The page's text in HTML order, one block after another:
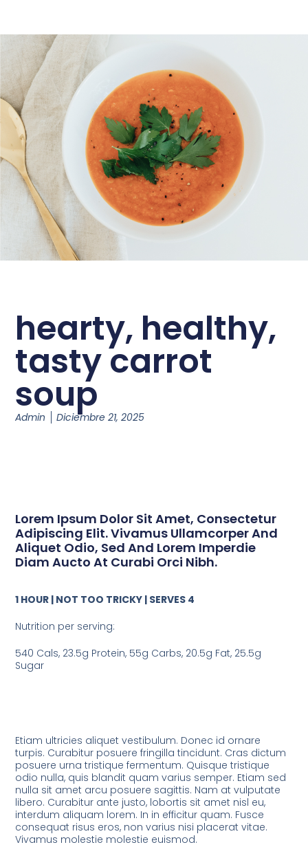
hearty, healthy,
tasty carrot
soup
Admin Diciembre 21, 2025
Lorem Ipsum Dolor Sit Amet, Consectetur
Adipiscing Elit. Vivamus Ullamcorper And
Aliquet Odio, Sed And Lorem Imperdie
Diam Aucto At Curabi Orci Nibh.
1 HOUR | NOT TOO TRICKY | SERVES 4
Nutrition per serving:
540 Cals, 23.5g Protein, 55g Carbs, 20.5g Fat, 25.5g
Sugar
Etiam ultricies aliquet vestibulum. Donec id ornare
turpis. Curabitur posuere fringilla tincidunt. Cras dictum
posuere urna tristique fermentum. Quisque tristique
odio nulla, quis blandit quam varius semper. Etiam sed
nulla sit amet arcu posuere sagittis. Nam at vulputate
libero. Curabitur ante justo, lobortis sit amet nisl eu,
interdum aliquam lorem. In in efficitur quam. Fusce
consequat risus eros, non varius nisi placerat vitae.
Vivamus molestie molestie euismod.